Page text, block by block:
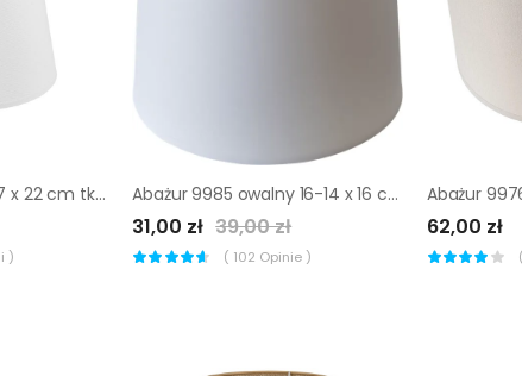
Abażur ZMYWALNY 17 x 22 cm tkanina biały E27
)
Abażur 9985 owalny 16-14 x 16 cm tkanina biały E27 TK LIGHTING
31,00 zł 39,00 zł
( 102 Opinie )
62,00 zł
(